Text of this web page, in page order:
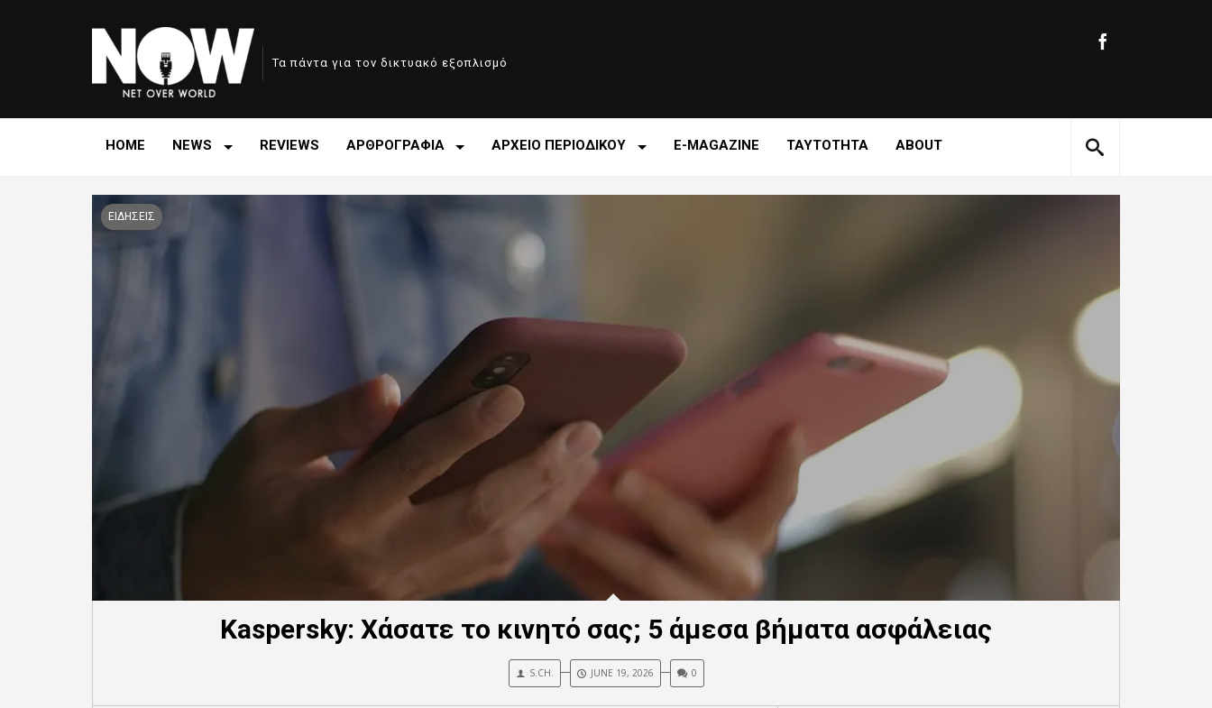
Τα πάντα για τον δικτυακό εξοπλισμό
HOME NEWS REVIEWS ΑΡΘΡΟΓΡΑΦΙΑ ΑΡΧΕΙΟ ΠΕΡΙΟΔΙΚΟΥ E-MAGAZINE ΤΑΥΤΟΤΗΤΑ ABOUT
ΕΙΔΗΣΕΙΣ
Kaspersky: Χάσατε το κινητό σας; 5 άμεσα βήματα ασφάλειας
S.CH. JUNE 19, 2026 0